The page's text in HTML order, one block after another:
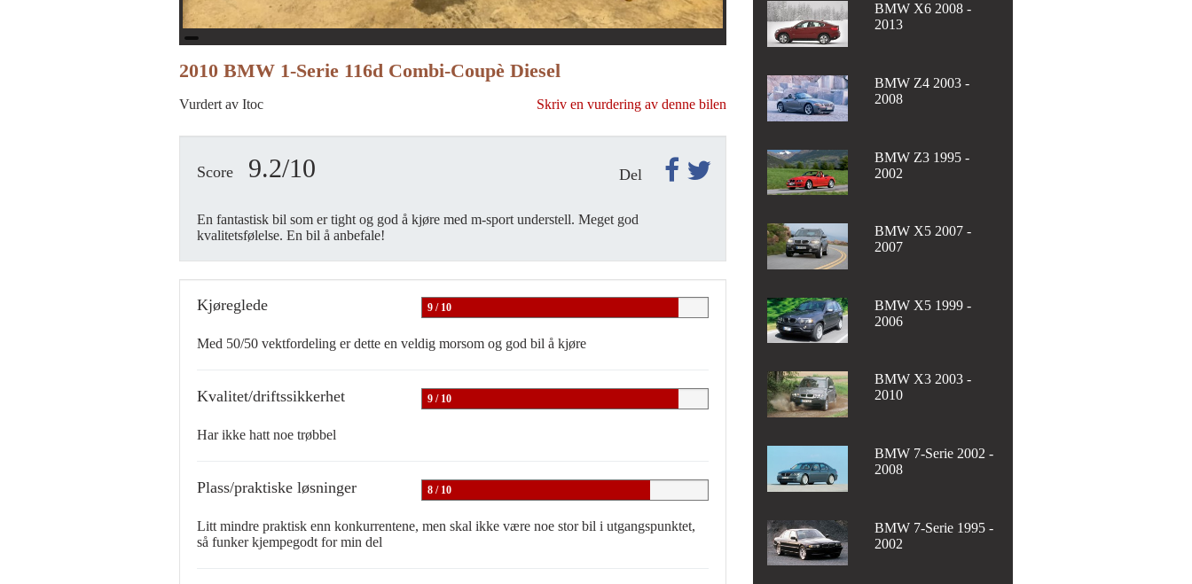
2010 BMW 1-Serie 116d Combi-Coupè Diesel
Vurdert av Itoc Skriv en vurdering av denne bilen
Score 9.2/10 Del
En fantastisk bil som er tight og god å kjøre med m-sport understell. Meget god
kvalitetsfølelse. En bil å anbefale!
Kjøreglede 9 / 10
Med 50/50 vektfordeling er dette en veldig morsom og god bil å kjøre
Kvalitet/driftssikkerhet 9 / 10
Har ikke hatt noe trøbbel
Plass/praktiske løsninger 8 / 10
Litt mindre praktisk enn konkurrentene, men skal ikke være noe stor bil i utgangspunktet,
så funker kjempegodt for min del
BMW X6 2008 -
2013
BMW Z4 2003 -
2008
BMW Z3 1995 -
2002
BMW X5 2007 -
2007
BMW X5 1999 -
2006
BMW X3 2003 -
2010
BMW 7-Serie 2002 -
2008
BMW 7-Serie 1995 -
2002